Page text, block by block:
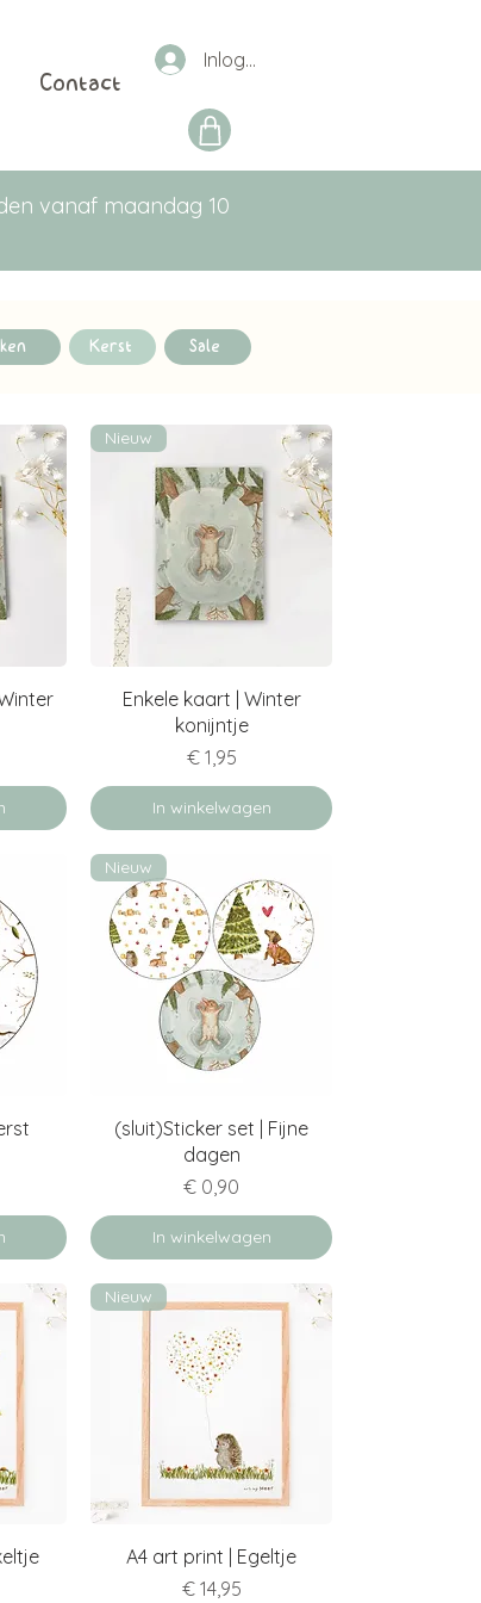
Contact
Inloggen
vanaf maandag 10
Kerst Sale
Snel overzicht
Nieuw
Enkele kaart | Winter
konijntje
Prijs
€ 1,95
In winkelwagen
Snel overzicht
Nieuw
(sluit)Sticker set | Fijne
dagen
Prijs
€ 0,90
In winkelwagen
Snel overzicht
Nieuw
A4 art print | Egeltje
Prijs
€ 14,95